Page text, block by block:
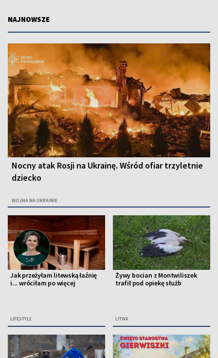
NAJNOWSZE
Nocny atak Rosji na Ukrainę. Wśród ofiar trzyletnie
dziecko
WOJNA NA UKRAINIE
Jak przeżyłam litewską łaźnię
i... wróciłam po więcej
LIFESTYLE
Żywy bocian z Montwiliszek
trafił pod opiekę służb
LITWA